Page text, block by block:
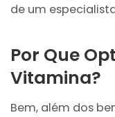
de um
Por Que
Vitamina?
Bem, além dos